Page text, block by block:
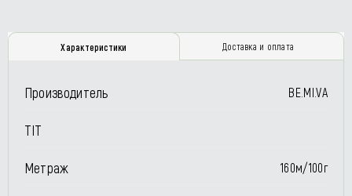
Характеристики Доставка и оплата
Производитель BE.MI.VA
TIT
Метраж 160м/100г